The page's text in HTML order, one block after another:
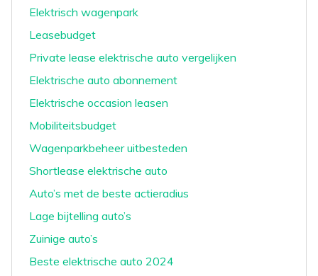
Elektrisch wagenpark
Leasebudget
Private lease elektrische auto vergelijken
Elektrische auto abonnement
Elektrische occasion leasen
Mobiliteitsbudget
Wagenparkbeheer uitbesteden
Shortlease elektrische auto
Auto’s met de beste actieradius
Lage bijtelling auto’s
Zuinige auto’s
Beste elektrische auto 2024